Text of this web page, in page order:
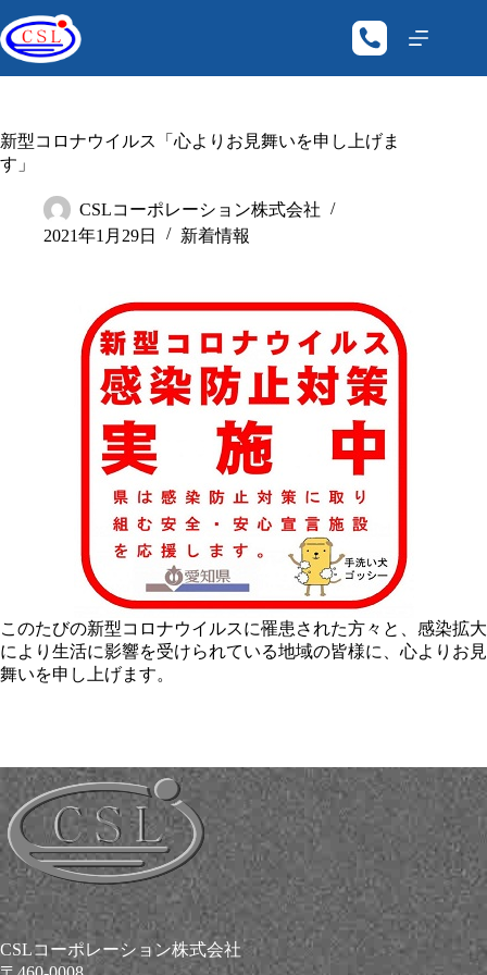
新型コロナウイルス「心よりお見舞いを申し上げま
す」
CSLコーポレーション株式会社
2021年1月29日
新着情報
このたびの新型コロナウイルスに罹患された方々と、感染拡大
により生活に影響を受けられている地域の皆様に、心よりお見
舞いを申し上げます。
CSLコーポレーション株式会社